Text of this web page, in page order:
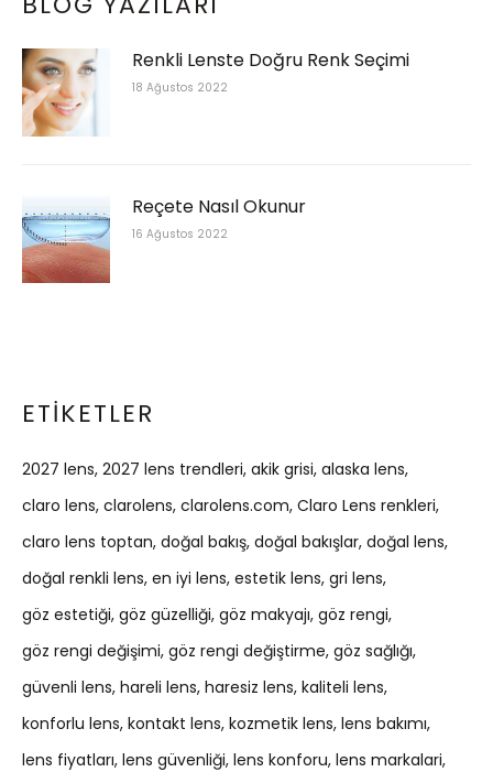
Renkli Lenste Doğru Renk Seçimi
18 Ağustos 2022
Reçete Nasıl Okunur
16 Ağustos 2022
ETIKETLER
2027 lens 2027 lens trendleri akik grisi alaska lens
claro lens clarolens clarolens.com Claro Lens renkleri
claro lens toptan doğal bakış doğal bakışlar doğal lens
doğal renkli lens en iyi lens estetik lens gri lens
göz estetiği göz güzelliği göz makyajı göz rengi
göz rengi değişimi göz rengi değiştirme göz sağlığı
güvenli lens hareli lens haresiz lens kaliteli lens
konforlu lens kontakt lens kozmetik lens lens bakımı
lens fiyatları lens güvenliği lens konforu lens markalari